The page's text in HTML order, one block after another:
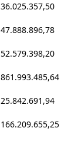
36.025.357,50
47.888.896,78
52.579.398,20
861.993.485,64
25.842.691,94
166.209.655,25